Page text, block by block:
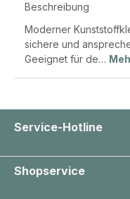
Beschreibung
Moderner
sichere und
Geeignet für de…
Service-Hotline
Shopservice